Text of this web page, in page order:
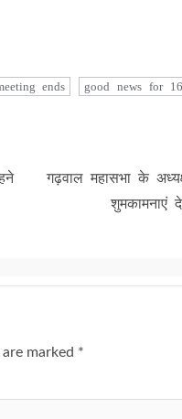
ends
good news for
गढ़वाल महासभा के
शुमकामनाएं
marked *